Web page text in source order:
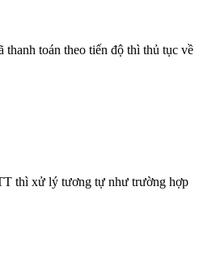
toán theo tiến độ thì thủ tục về
thì xử lý tương tự như trường hợp